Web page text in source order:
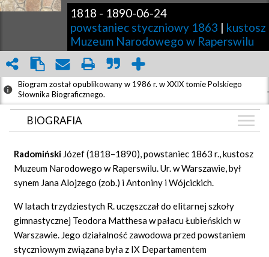
1818 - 1890-06-24
powstaniec styczniowy 1863 | kustosz
Muzeum Narodowego w Raperswilu
Biogram został opublikowany w 1986 r. w XXIX tomie Polskiego
Słownika Biograficznego.
.
BIOGRAFIA
GRAF POWIĄZAŃ
DYSKUSJA
Mapa
Radomiński Józef (1818–1890), powstaniec 1863 r., kustosz
Muzeum Narodowego w Raperswilu. Ur. w Warszawie, był
synem Jana Alojzego (zob.) i Antoniny i Wójcickich.
W latach trzydziestych R. uczęszczał do elitarnej szkoły
gimnastycznej Teodora Matthesa w pałacu Łubieńskich w
Warszawie. Jego działalność zawodowa przed powstaniem
styczniowym związana była z IX Departamentem